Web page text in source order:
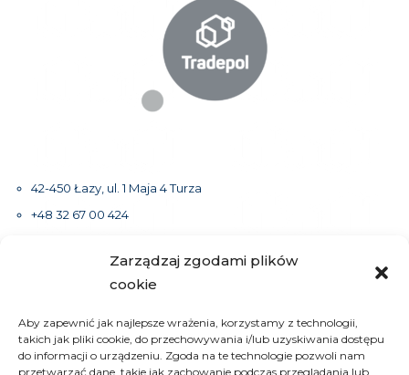
Zarządzaj zgodami plików
cookie
Aby zapewnić jak najlepsze wrażenia, korzystamy z technologii,
takich jak pliki cookie, do przechowywania i/lub uzyskiwania dostępu
do informacji o urządzeniu. Zgoda na te technologie pozwoli nam
przetwarzać dane, takie jak zachowanie podczas przeglądania lub
42-450 Łazy, ul. 1 Maja 4 Turza
+48 32 67 00 424
Grupę Tradepol tworzą spółkiTradepol Sp. zo.o. i FOB-
Decor Sp. zo.o.oraz markaFOB-Glasswszystkie o kapitale